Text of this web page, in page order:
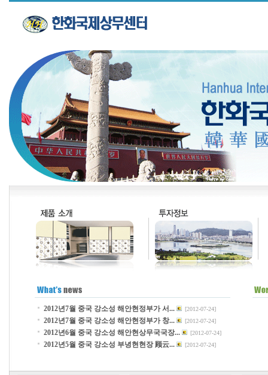
2012년7월 중국 강소성 해안현정부가 서... [2012-07-24]
2012년7월 중국 강소성 해안현정부가 창... [2012-07-24]
2012년6월 중국 강소성 해안현상무국국장... [2012-07-24]
2012년5월 중국 강소성 부녕현현장 顾云... [2012-07-24]